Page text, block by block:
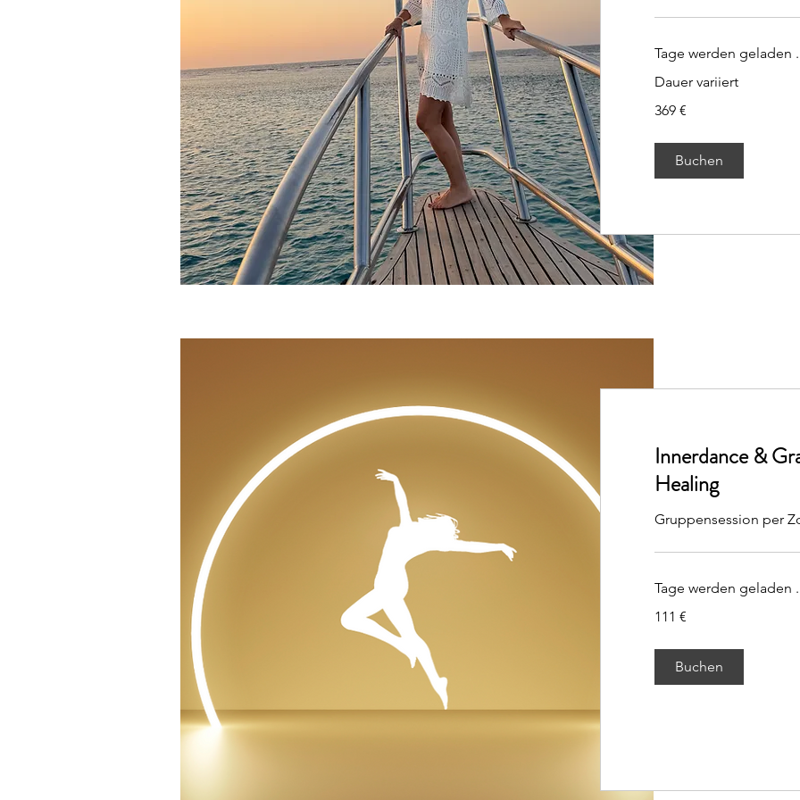
Tage werden geladen
Dauer variiert
Euro
369 €
Buchen
Innerdance &
Healing
Gruppensession per
Tage werden geladen
111 €
Buchen